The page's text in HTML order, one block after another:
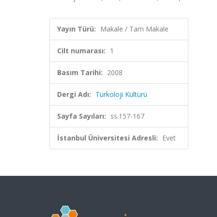
Yayın Türü: Makale / Tam Makale
Cilt numarası: 1
Basım Tarihi: 2008
Dergi Adı: Türkoloji Kültürü
Sayfa Sayıları: ss.157-167
İstanbul Üniversitesi Adresli: Evet